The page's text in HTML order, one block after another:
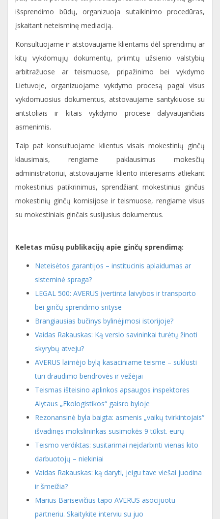
išsprendimo būdų, organizuoja sutaikinimo procedūras,
įskaitant neteisminę mediaciją.
Konsultuojame ir atstovaujame klientams dėl sprendimų ar
kitų vykdomųjų dokumentų, priimtų užsienio valstybių
arbitražuose ar teismuose, pripažinimo bei vykdymo
Lietuvoje, organizuojame vykdymo procesą pagal visus
vykdomuosius dokumentus, atstovaujame santykiuose su
antstoliais ir kitais vykdymo procese dalyvaujančiais
asmenimis.
Taip pat konsultuojame klientus visais mokestinių ginčų
klausimais, rengiame paklausimus mokesčių
administratoriui, atstovaujame kliento interesams atliekant
mokestinius patikrinimus, sprendžiant mokestinius ginčus
mokestinių ginčų komisijose ir teismuose, rengiame visus
su mokestiniais ginčais susijusius dokumentus.
Keletas mūsų publikacijų apie ginčų sprendimą:
Neteisėtos garantijos – institucinis aplaidumas ar
sisteminė spraga?
LEGAL 500: AVERUS įvertinta laivybos ir transporto
bei ginčų sprendimo srityse
Brangiausias bučinys bylinėjimosi istorijoje?
Vaidas Rakauskas: Ką verslo savininkai turėtų žinoti
skyrybų atveju?
AVERUS laimėjo bylą kasaciniame teisme – suklusti
turi draudimo bendrovės ir vežėjai
Teismas išteisino aplinkos apsaugos inspektores
Alytaus „Ekologistikos“ gaisro byloje
Rezonansinė byla baigta: asmenis „vaikų tvirkintojais“
išvadinęs mokslininkas susimokės 9 tūkst. eurų
Teismo verdiktas: susitarimai neįdarbinti vienas kito
darbuotojų – niekiniai
Vaidas Rakauskas: ką daryti, jeigu tave viešai juodina
ir šmeižia?
Marius Barisevičius tapo AVERUS asocijuotu
partneriu. Skaitykite interviu su juo